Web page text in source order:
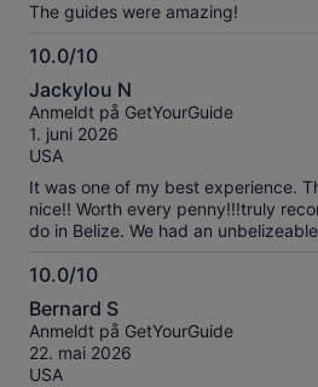
The guides were amazing!
10.0/10
10.0
av
10
Jackylou N
Anmeldt på GetYourGuide
1. juni 2026
USA
It was one of my best experience.
nice!! Worth every penny!!!truly
do in Belize. We had an
10.0/10
10.0
av
10
Bernard S
Anmeldt på GetYourGuide
22. mai 2026
USA